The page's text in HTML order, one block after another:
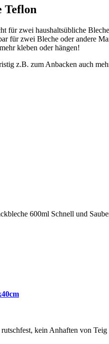
Teflon
für zwei haushaltsübliche
für zwei Bleche oder andere
kleben oder hängen!
z.B. zum Anbacken auch
600ml Schnell und
kein Anhaften von